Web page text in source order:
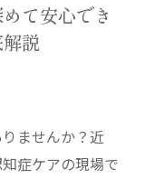
て安心でき
説
ませんか？近
症ケアの現場で